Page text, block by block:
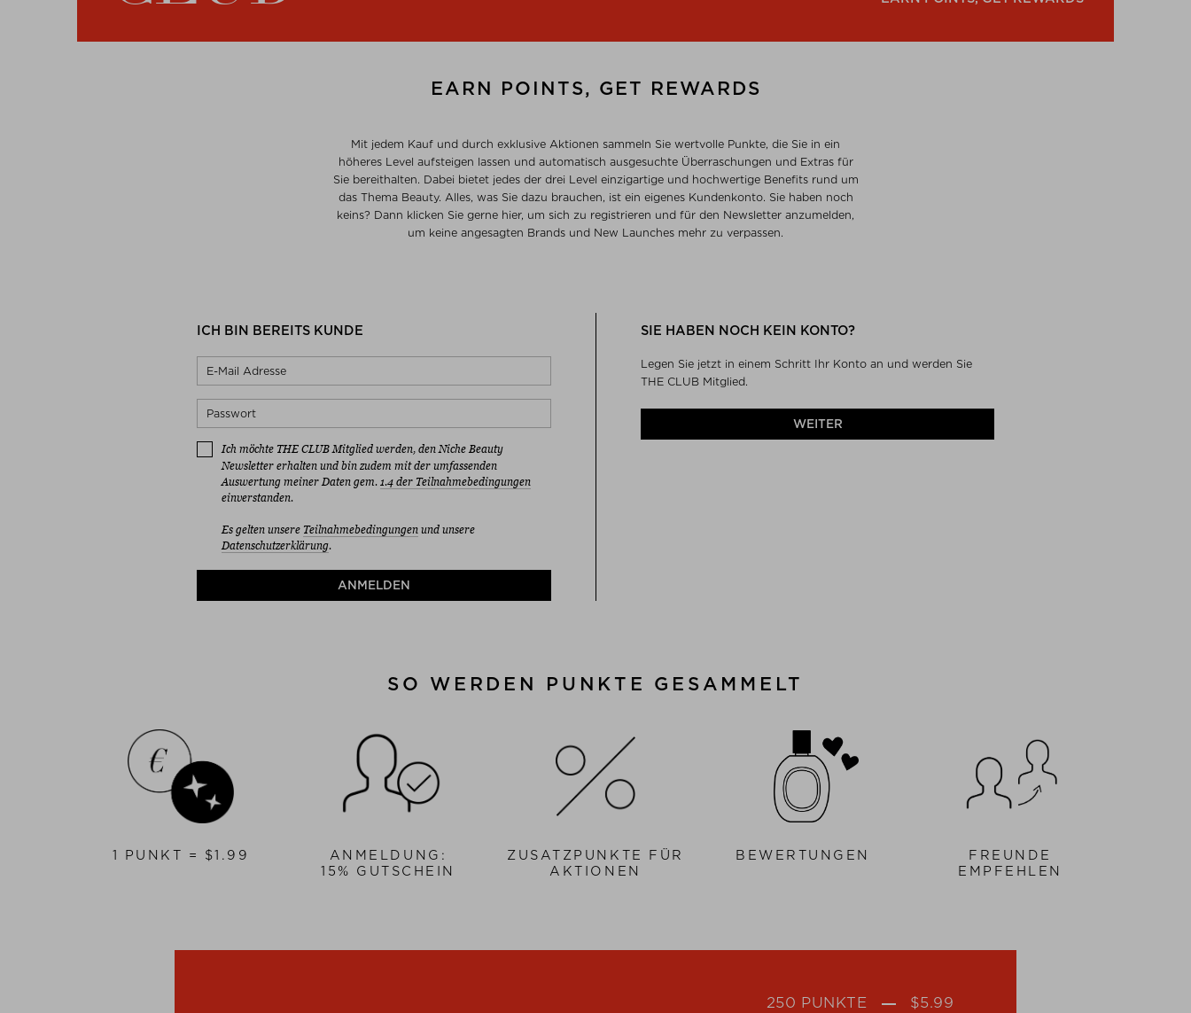
EARN POINTS, GET REWARDS
Mit jedem Kauf und durch exklusive Aktionen sammeln Sie wertvolle Punkte, die Sie in ein
höheres Level aufsteigen lassen und automatisch ausgesuchte Überraschungen und Extras für
Sie bereithalten. Dabei bietet jedes der drei Level einzigartige und hochwertige Benefits rund um
das Thema Beauty. Alles, was Sie dazu brauchen, ist ein eigenes Kundenkonto. Sie haben noch
keins? Dann klicken Sie gerne hier, um sich zu registrieren und für den Newsletter anzumelden,
um keine angesagten Brands und New Launches mehr zu verpassen.
ICH BIN BEREITS KUNDE
Ich möchte THE CLUB Mitglied werden, den Niche Beauty
Newsletter erhalten und bin zudem mit der umfassenden
Auswertung meiner Daten gem. 1.4 der Teilnahmebedingungen
einverstanden.
Es gelten unsere Teilnahmebedingungen und unsere
Datenschutzerklärung.
ANMELDEN
SIE HABEN NOCH KEIN KONTO?
Legen Sie jetzt in einem Schritt Ihr Konto an und werden Sie
THE CLUB Mitglied.
WEITER
SO WERDEN PUNKTE GESAMMELT
1 PUNKT = $‌1.99
ANMELDUNG:
15% GUTSCHEIN
ZUSATZPUNKTE FÜR
AKTIONEN
BEWERTUNGEN
FREUNDE
EMPFEHLEN
250 PUNKTE
$‌5.99